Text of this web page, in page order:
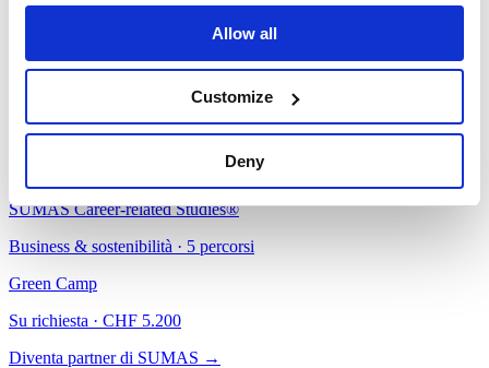
Allow all
Customize
Deny
Il nostro AI Career Companion ti abbina al percorso di studi giusto.
CrS® · IBCP
SUMAS Career-related Studies®
Business & sostenibilità · 5 percorsi
Green Camp
Su richiesta · CHF 5.200
Diventa partner di SUMAS →